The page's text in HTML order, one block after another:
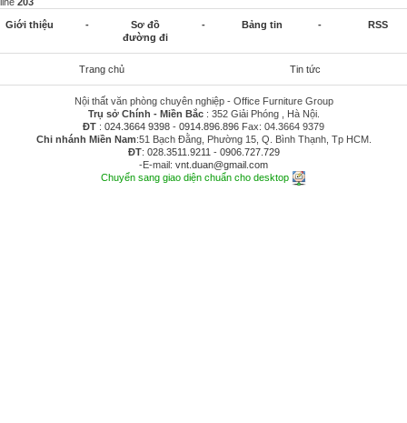
Giới thiệu -
Sơ đồ
đường đi
- Bảng tin - RSS
Trang chủ Tin tức
Nội thất văn phòng chuyên nghiệp - Office Furniture Group
Trụ sở Chính - Miền Bắc: 352 Giải Phóng , Hà Nội.
ĐT : 024.3664 9398 - 0914.896.896 Fax: 04.3664 9379
Chi nhánh Miền Nam:51 Bạch Đằng, Phường 15, Q. Bình Thạnh, Tp HCM.
ĐT: 028.3511.9211 - 0906.727.729
-E-mail: vnt.duan@gmail.com
Chuyển sang giao diện chuẩn cho desktop